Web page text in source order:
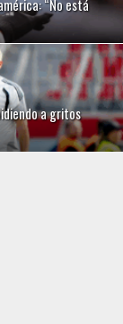
“No está
a gritos